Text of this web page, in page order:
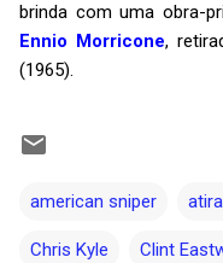
brinda com uma obra-
Ennio Morricone,
(1965).
american sniper
Chris Kyle Clint